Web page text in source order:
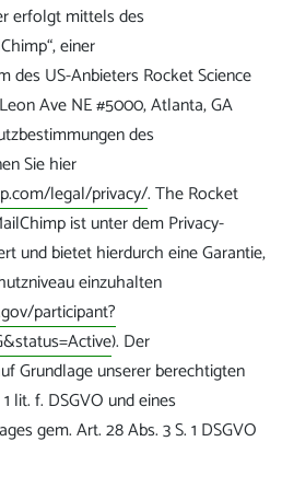
erfolgt mittels des
einer
US-Anbieters Rocket Science
Ave NE #5000, Atlanta, GA
des
Sie hier
legal/privacy/. The Rocket
ist unter dem Privacy-
und bietet hierdurch eine Garantie,
einzuhalten
participant?
). Der
Grundlage unserer berechtigten
lit. f. DSGVO und eines
gem. Art. 28 Abs. 3 S. 1 DSGVO